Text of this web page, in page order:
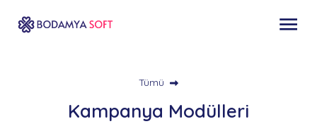
Tümü
Kampanya Modülleri